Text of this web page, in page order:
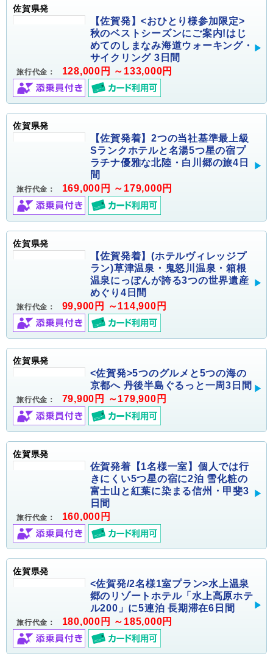
佐賀県発
【佐賀発】<おひとり様参加限定>
秋のベストシーズンにご案内!はじ
めてのしまなみ海道ウォーキング・
サイクリング 3日間
旅行代金： 128,000円 ～133,000円
佐賀県発
【佐賀発着】2つの当社基準最上級
Sランクホテルと名湯5つ星の宿プ
ラチナ優雅な北陸・白川郷の旅4日
間
旅行代金： 169,000円 ～179,000円
佐賀県発
【佐賀発着】(ホテルヴィレッジプ
ラン)草津温泉・鬼怒川温泉・箱根
温泉にっぽんが誇る3つの世界遺産
めぐり4日間
旅行代金： 99,900円 ～114,900円
佐賀県発
<佐賀発>5つのグルメと5つの海の
京都へ 丹後半島ぐるっと一周3日間
旅行代金： 79,900円 ～179,900円
佐賀県発
佐賀発着【1名様一室】個人では行
きにくい5つ星の宿に2泊 雪化粧の
富士山と紅葉に染まる信州・甲斐3
日間
旅行代金： 160,000円
佐賀県発
<佐賀発/2名様1室プラン>水上温泉
郷のリゾートホテル「水上高原ホテ
ル200」に5連泊 長期滞在6日間
旅行代金： 180,000円 ～185,000円